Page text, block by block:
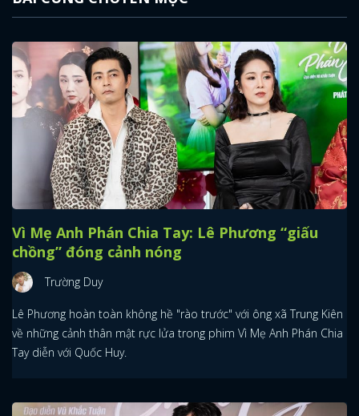
Vì Mẹ Anh Phán Chia Tay: Lê Phương “giấu
chồng” đóng cảnh nóng
Trường Duy
Lê Phương hoàn toàn không hề "rào trước" với ông xã Trung Kiên
về những cảnh thân mật rực lửa trong phim Vì Mẹ Anh Phán Chia
Tay diễn với Quốc Huy.